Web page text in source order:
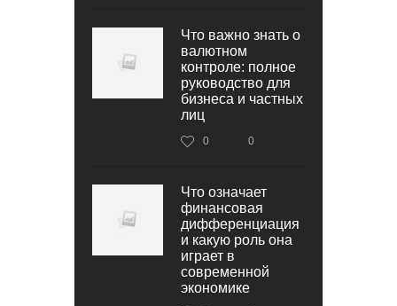
Что важно знать о
валютном
контроле: полное
руководство для
бизнеса и частных
лиц
0 0
Что означает
финансовая
дифференциация
и какую роль она
играет в
современной
экономике